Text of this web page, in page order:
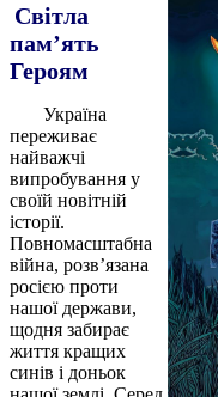
Світла
пам’ять
Героям
Україна
переживає
найважчі
випробування у
своїй новітній
історії.
Повномасштабна
війна, розв’язана
росією проти
нашої держави,
щодня забирає
життя кращих
синів і доньок